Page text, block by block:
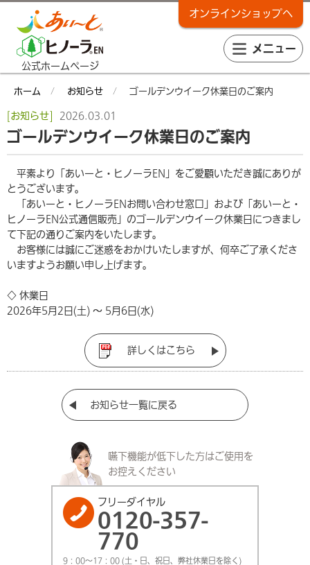
公式ホームページ
メニュー
ホーム お知らせ ゴールデンウイーク休業日のご案内
[お知らせ] 2026.03.01
ゴールデンウイーク休業日のご案内
平素より「あいーと・ヒノーラ EN
」をご愛顧いただき誠にありが
とうございます。
「あいーと・ヒノーラ EN お問い合わせ窓口」および「あいーと・
ヒノーラ EN 公式通信販売」のゴールデンウイーク休業日につきまし
て下記の通りご案内をいたします。
お客様には誠にご迷惑をおかけいたしますが、何卒ご了承くださ
いますようお願い申し上げます。
◇ 休業日
2026年5 月 2 日(土) ～ 5 月 6日(水)
詳しくはこちら
お知らせ一覧に戻る
嚥下機能が低下した方はご使用を
お控えください
フリーダイヤル
0120-357-
770
9：00～17：00 (土・日、祝日、弊社休業日を除く)
オンラインショップへ